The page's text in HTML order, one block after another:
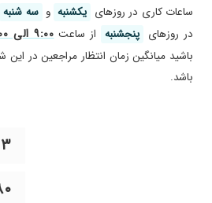
ساعات کاری در روز‌های یکشنبه و سه شنبه
در روز‌های پنجشنبه از ساعت۹:۰۰ الی ۱۸:۰۰
باشید میانگین زمان انتظار مراجعین در
باشد.